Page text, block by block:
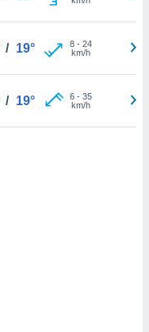
/ 19° 8- 24
km/h
/ 19° 6- 35
km/h